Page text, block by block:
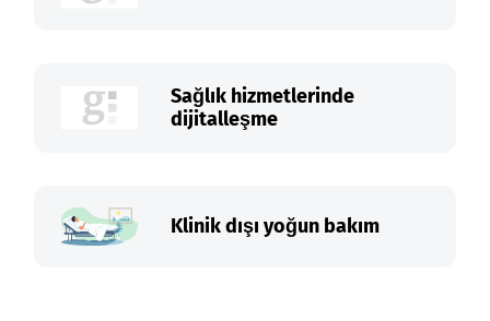
Sağlık hizmetlerinde
dijitalleşme
Klinik dışı yoğun bakım